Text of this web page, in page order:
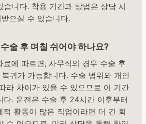
습니다. 착용 기간과 방법은 상담 시
으실 수 있습니다.
술 후 며칠 쉬어야 하나요?
료에 따르면, 사무직의 경우 수술 후
귀가 가능합니다. 수술 범위와 개인
라 차이가 있을 수 있으므로 이 기간
다. 운전은 수술 후 24시간 이후부터
적 활동이 많은 직업이라면 더 긴 회